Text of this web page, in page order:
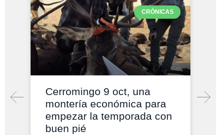
CRÓNICAS
Cerromingo 9 oct, una
montería económica para
empezar la temporada con
buen pié